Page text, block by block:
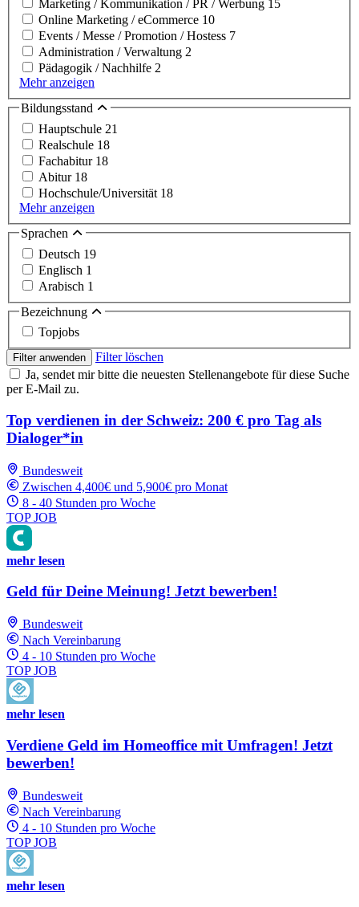
Marketing / Kommunikation / PR / Werbung 15
Online Marketing / eCommerce 10
Events / Messe / Promotion / Hostess 7
Administration / Verwaltung 2
Pädagogik / Nachhilfe 2
Mehr anzeigen
Bildungsstand
Hauptschule 21
Realschule 18
Fachabitur 18
Abitur 18
Hochschule/Universität 18
Mehr anzeigen
Sprachen
Deutsch 19
Englisch 1
Arabisch 1
Bezeichnung
Topjobs
Filter anwenden
Filter löschen
Ja, sendet mir bitte die neuesten Stellenangebote für diese Suche
per E-Mail zu.
Top verdienen in der Schweiz: 200 € pro Tag als
Dialoger*in
Bundesweit
Zwischen 4,400€ und 5,900€ pro Monat
8 - 40 Stunden pro Woche
TOP JOB
mehr lesen
Geld für Deine Meinung! Jetzt bewerben!
Bundesweit
Nach Vereinbarung
4 - 10 Stunden pro Woche
TOP JOB
mehr lesen
Verdiene Geld im Homeoffice mit Umfragen! Jetzt
bewerben!
Bundesweit
Nach Vereinbarung
4 - 10 Stunden pro Woche
TOP JOB
mehr lesen